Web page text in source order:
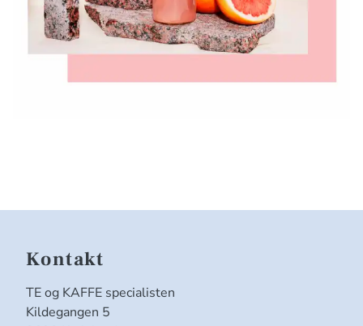
Kontakt
TE og KAFFE specialisten
Kildegangen 5